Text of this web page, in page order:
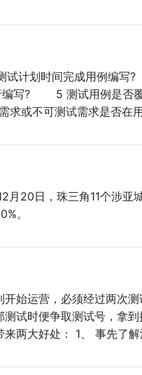
试计划时间完成用例编
写? 5 测试用例是否覆
或不可测试需求是否
清
月20日，珠三角11个涉亚
。
开始运营，必须经过两次
试时便争取测试号，拿
两大好处： 1、 事先了
以便审核游戏是否符合自